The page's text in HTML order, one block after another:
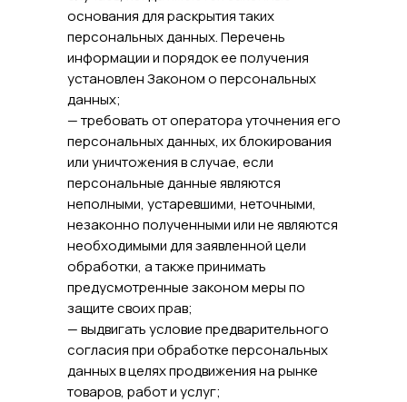
основания для раскрытия таких
персональных данных. Перечень
информации и порядок ее получения
установлен Законом о персональных
данных;
— требовать от оператора уточнения его
персональных данных, их блокирования
или уничтожения в случае, если
персональные данные являются
неполными, устаревшими, неточными,
незаконно полученными или не являются
необходимыми для заявленной цели
обработки, а также принимать
предусмотренные законом меры по
защите своих прав;
— выдвигать условие предварительного
согласия при обработке персональных
данных в целях продвижения на рынке
товаров, работ и услуг;